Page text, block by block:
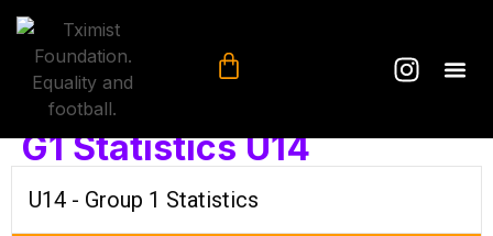
G1 Statistics U14
U14 - Group 1 Statistics